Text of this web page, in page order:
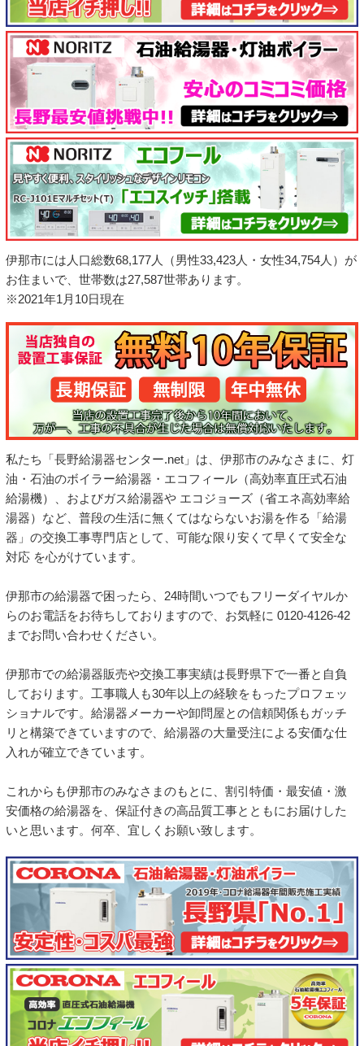
伊那市には人口総数68,177人（男性33,423人・女性34,754人）が
お住まいで、世帯数は27,587世帯あります。
※2021年1月10日現在
私たち「長野給湯器センター.net」は、伊那市のみなさまに、灯
油・石油のボイラー給湯器・エコフィール（高効率直圧式石油
給湯機）、およびガス給湯器や エコジョーズ（省エネ高効率給
湯器）など、普段の生活に無くてはならないお湯を作る「給湯
器」の交換工事専門店として、可能な限り安くて早くて安全な
対応 を心がけています。
伊那市の給湯器で困ったら、24時間いつでもフリーダイヤルか
らのお電話をお待ちしておりますので、お気軽に 0120-4126-42
までお問い合わせください。
伊那市での給湯器販売や交換工事実績は長野県下で一番と自負
しております。工事職人も30年以上の経験をもったプロフェッ
ショナルです。給湯器メーカーや卸問屋との信頼関係もガッチ
リと構築できていますので、給湯器の大量受注による安価な仕
入れが確立できています。
これからも伊那市のみなさまのもとに、割引特価・最安値・激
安価格の給湯器を、保証付きの高品質工事とともにお届けした
いと思います。何卒、宜しくお願い致します。